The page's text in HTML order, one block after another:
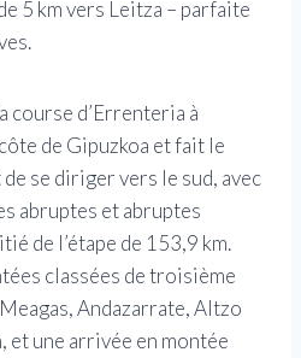
5 km vers Leitza – parfaite
course d’Errenteria à
de Gipuzkoa et fait le
se diriger vers le sud, avec
abruptes et abruptes
de l’étape de 153,9 km.
classées de troisième
Andazarrate, Altzo
et une arrivée en montée